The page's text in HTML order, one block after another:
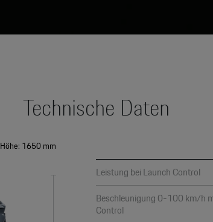
Technische Daten
Höhe: 1650 mm
Leistung bei Launch Control
Beschleunigung 0-100 km/h
Control